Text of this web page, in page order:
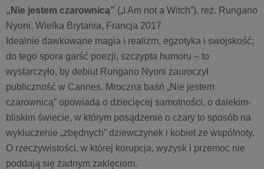
„Nie jestem czarownicą” („I Am not a Witch”), reż. Rungano
Nyoni, Wielka Brytania, Francja 2017
Idealnie dawkowane magia i realizm, egzotyka i swojskość;
do tego spora garść poezji, szczypta humoru – to
wystarczyło, by debiut Rungano Nyoni zauroczył
publiczność w Cannes. Mroczna baśń „Nie jestem
czarownicą” opowiada o dziecięcej samotności, o dalekim-
bliskim świecie, w którym posądzenie o czary to sposób na
wykluczenie „zbędnych” dziewczynek i kobiet ze wspólnoty.
O rzeczywistości, w której korupcja, wyzysk i przemoc nie
poddają się żadnym zaklęciom.